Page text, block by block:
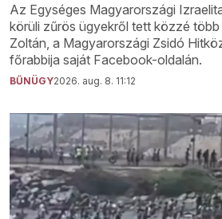
Az Egységes Magyarországi
körüli zűrös ügyekről tett közzé
Zoltán, a Magyarországi Zsidó
főrabbija saját Facebook-oldalán.
BŰNÜGY2026. aug. 8. 11:12